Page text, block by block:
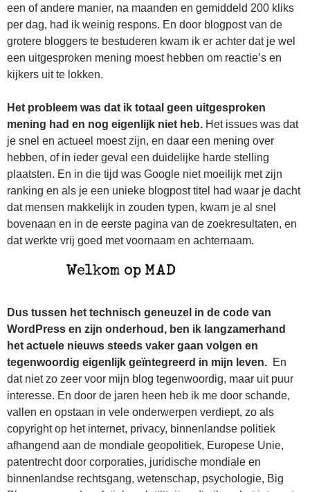
een of andere manier, na maanden en gemiddeld 200 kliks
per dag, had ik weinig respons. En door blogpost van de
grotere bloggers te bestuderen kwam ik er achter dat je wel
een uitgesproken mening moest hebben om reactie’s en
kijkers uit te lokken.
Het probleem was dat ik totaal geen uitgesproken
mening had en nog eigenlijk niet heb. Het issues was dat
je snel en actueel moest zijn, en daar een mening over
hebben, of in ieder geval een duidelijke harde stelling
plaatsten. En in die tijd was Google niet moeilijk met zijn
ranking en als je een unieke blogpost titel had waar je dacht
dat mensen makkelijk in zouden typen, kwam je al snel
bovenaan en in de eerste pagina van de zoekresultaten, en
dat werkte vrij goed met voornaam en achternaam.
Dus tussen het technisch geneuzel in de code van
WordPress en zijn onderhoud, ben ik langzamerhand
het actuele nieuws steeds vaker gaan volgen en
tegenwoordig eigenlijk geïntegreerd in mijn leven. En
dat niet zo zeer voor mijn blog tegenwoordig, maar uit puur
interesse. En door de jaren heen heb ik me door schande,
vallen en opstaan in vele onderwerpen verdiept, zo als
copyright op het internet, privacy, binnenlandse politiek
afhangend aan de mondiale geopolitiek, Europese Unie,
patentrecht door corporaties, juridische mondiale en
binnenlandse rechtsgang, wetenschap, psychologie, Big